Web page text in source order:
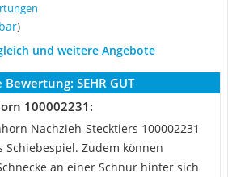
)
und weitere Angebote
Bewertung: SEHR GUT
100002231:
Nachzieh-Stecktiers 100002231
Zudem können
an einer Schnur hinter sich